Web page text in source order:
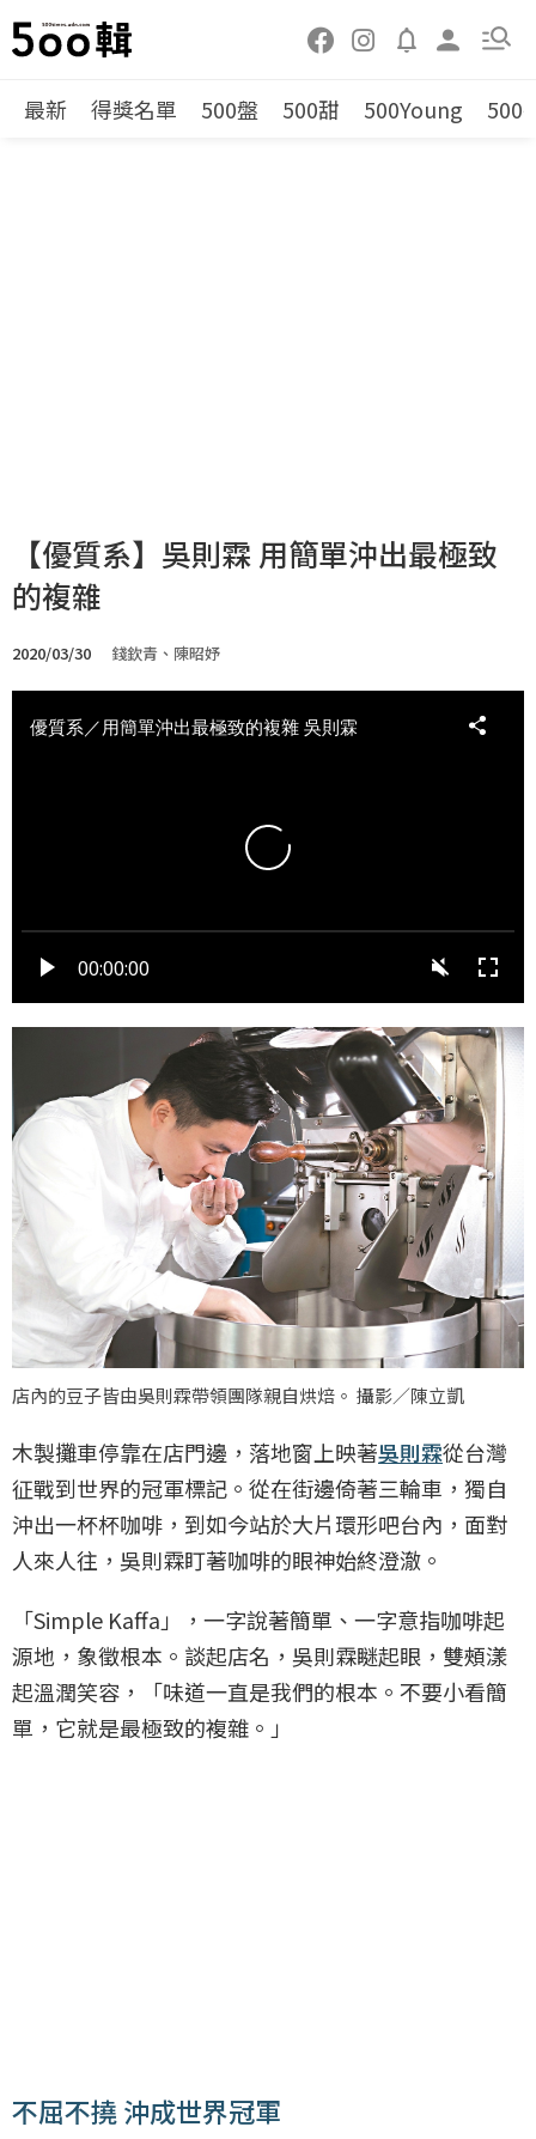
最新 得獎名單 500盤 500甜 500Young 500
【優質系】吳則霖 用簡單沖出最極致
的複雜
2020/03/30 錢欽青、陳昭妤
店內的豆子皆由吳則霖帶領團隊親自烘焙。 攝影／陳立凱
木製攤車停靠在店門邊，落地窗上映著吳則霖從台灣
征戰到世界的冠軍標記。從在街邊倚著三輪車，獨自
沖出一杯杯咖啡，到如今站於大片環形吧台內，面對
人來人往，吳則霖盯著咖啡的眼神始終澄澈。
「Simple Kaffa」，一字說著簡單、一字意指咖啡起
源地，象徵根本。談起店名，吳則霖瞇起眼，雙頰漾
起溫潤笑容，「味道一直是我們的根本。不要小看簡
單，它就是最極致的複雜。」
不屈不撓 沖成世界冠軍